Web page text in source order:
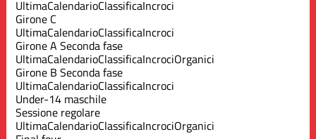
UltimaCalendarioClassificaIncroci
Girone C
UltimaCalendarioClassificaIncroci
Girone A Seconda fase
UltimaCalendarioClassificaIncrociOrganici
Girone B Seconda fase
UltimaCalendarioClassificaIncroci
Under-14 maschile
Sessione regolare
UltimaCalendarioClassificaIncrociOrganici